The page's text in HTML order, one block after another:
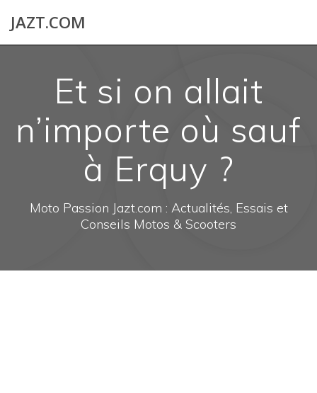
JAZT.COM
Et si on allait
n’importe où sauf
à Erquy ?
Moto Passion Jazt.com : Actualités, Essais et
Conseils Motos & Scooters